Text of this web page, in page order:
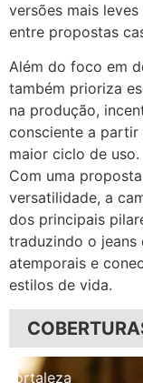
versões mais
entre propostas
Além do foco em
também prioriza
na produção,
consciente a partir
maior ciclo de uso.
Com uma
versatilidade, a
dos principais
traduzindo o jeans
atemporais e
estilos de vida.
Inauguração Illa